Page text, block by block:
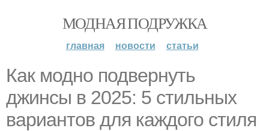
МОДНАЯ ПОДРУЖКА
главная новости статьи
Как модно подвернуть
джинсы в 2025: 5 стильных
вариантов для каждого стиля